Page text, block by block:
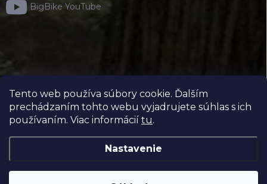
Tento web používa súbory cookie. Ďalším
prechádzaním tohto webu vyjadrujete súhlas s ich
používaním. Viac informácií tu.
Nastavenie
BigBike YouTube
BIGBIKE.SK . Všetky práva vyhradené.